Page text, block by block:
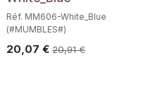
Réf. MM606-White_Blue
(#MUMBLES#)
20,07 € 20,91€